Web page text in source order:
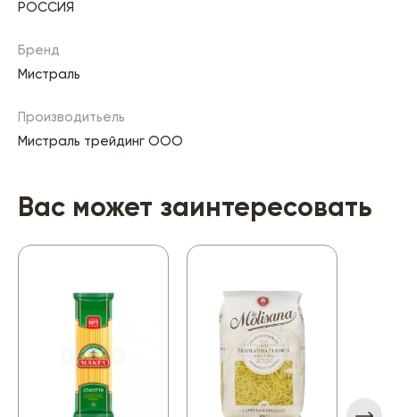
РОССИЯ
Бренд
Мистраль
Производитьель
Мистраль трейдинг ООО
Вас может заинтересовать